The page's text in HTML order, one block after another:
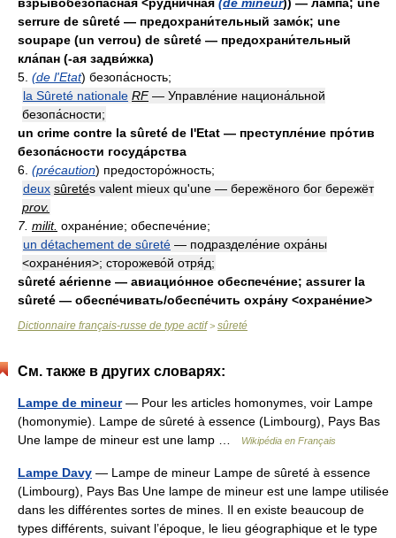
serrure de sûreté — предохрани́тельный замо́к; une
soupape (un verrou) de sûreté — предохрани́тельный
кла́пан (-ая задви́жка)
5. (de l'Etat) безопа́сность;
la Sûreté nationale RF— Управле́ние национа́льной
безопа́сности;
un crime contre la sûreté de l'Etat — преступле́ние про́тив
безопа́сности госуда́рства
6. (précaution) предосторо́жность;
deux sûretés valent mieux qu'une — бережёного бог бережёт
prov.
7. milit. охране́ние; обеспече́ние;
un détachement de sûreté — подразделе́ние охра́ны
<охране́ния>; сторожево́й отря́д;
sûreté aérienne — авиацио́нное обеспече́ние; assurer la
sûreté — обеспе́чивать/обеспе́чить охра́ну <охране́ние>
Dictionnaire français-russe de type actif> sûreté
См. также в других словарях:
Lampe de mineur— Pour les articles homonymes, voir Lampe
(homonymie). Lampe de sûreté à essence (Limbourg), Pays Bas
Une lampe de mineur est une lamp …
Wikipédia en Français
Lampe Davy — Lampe de mineur Lampe de sûreté à essence
(Limbourg), Pays Bas Une lampe de mineur est une lampe utilisée
dans les différentes sortes de mines. Il en existe beaucoup de
types différents, suivant l’époque, le lieu géographique et le type